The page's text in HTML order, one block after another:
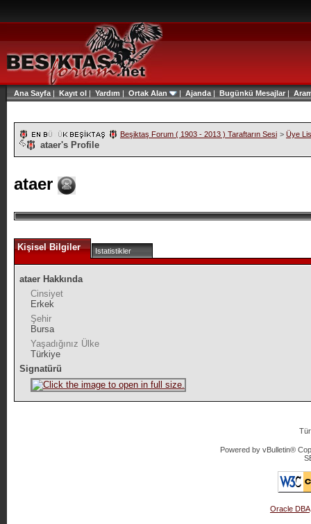
Ana Sayfa | Kayıt ol | Yardım | Ortak Alan | Ajanda | Bugünkü Mesajlar|
Beşiktaş Forum ( 1903 - 2013 ) Taraftarın Sesi > Üye
ataer's Profile
ataer
Kişisel Bilgiler Istatistikler
ataer Hakkında
Cinsiyet
Erkek
Şehir
Bursa
Yaşadığınız Ülke
Türkiye
Signatürü
Powered by vBulletin®
Oracle DBA